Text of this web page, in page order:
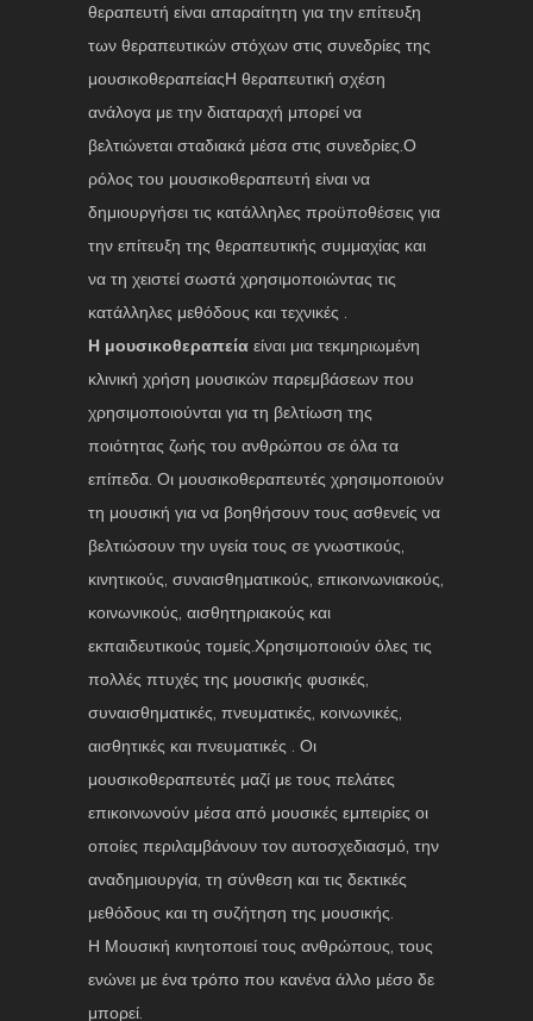
θεραπευτή είναι απαραίτητη για την επίτευξη
των θεραπευτικών στόχων στις συνεδρίες της
μουσικοθεραπείαςΗ θεραπευτική σχέση
ανάλογα με την διαταραχή μπορεί να
βελτιώνεται σταδιακά μέσα στις συνεδρίες.Ο
ρόλος του μουσικοθεραπευτή είναι να
δημιουργήσει τις κατάλληλες προϋποθέσεις για
την επίτευξη της θεραπευτικής συμμαχίας και
να τη χειστεί σωστά χρησιμοποιώντας τις
κατάλληλες μεθόδους και τεχνικές .
Η μουσικοθεραπεία είναι μια τεκμηριωμένη
κλινική χρήση μουσικών παρεμβάσεων που
χρησιμοποιούνται για τη βελτίωση της
ποιότητας ζωής του ανθρώπου σε όλα τα
επίπεδα. Οι μουσικοθεραπευτές χρησιμοποιούν
τη μουσική για να βοηθήσουν τους ασθενείς να
βελτιώσουν την υγεία τους σε γνωστικούς,
κινητικούς, συναισθηματικούς, επικοινωνιακούς,
κοινωνικούς, αισθητηριακούς και
εκπαιδευτικούς τομείς.Χρησιμοποιούν όλες τις
πολλές πτυχές της μουσικής φυσικές,
συναισθηματικές, πνευματικές, κοινωνικές,
αισθητικές και πνευματικές . Οι
μουσικοθεραπευτές μαζί με τους πελάτες
επικοινωνούν μέσα από μουσικές εμπειρίες οι
οποίες περιλαμβάνουν τον αυτοσχεδιασμό, την
αναδημιουργία, τη σύνθεση και τις δεκτικές
μεθόδους και τη συζήτηση της μουσικής.
Η Μουσική κινητοποιεί τους ανθρώπους, τους
ενώνει με ένα τρόπο που κανένα άλλο μέσο δε
μπορεί.